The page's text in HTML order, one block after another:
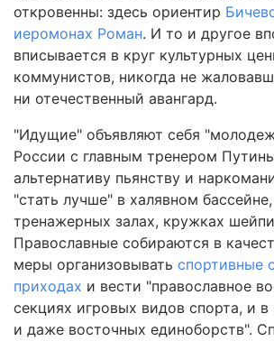
откровенны: здесь ориентир
иеромонах Роман. И то и другое
вписывается в круг культурных
коммунистов, никогда не
ни отечественный авангард.
"Идущие" объявляют себя
России с главным тренером
альтернативу пьянству и
"стать лучше" в халявном
тренажерных залах, кружках
Православные собираются в
меры организовывать спортивные
приходах и вести "православное
секциях игровых видов спорта, и в
и даже восточных единоборств".